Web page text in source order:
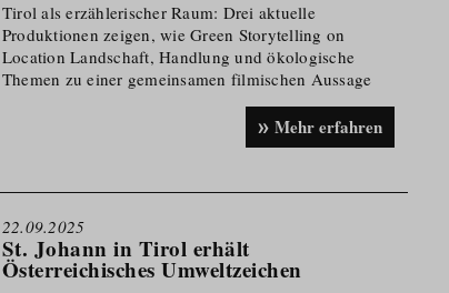
Tirol als erzählerischer Raum: Drei aktuelle
Produktionen zeigen, wie Green Storytelling on
Location Landschaft, Handlung und ökologische
Themen zu einer gemeinsamen filmischen Aussage
Mehr erfahren
22.09.2025
St. Johann in Tirol erhält
Österreichisches Umweltzeichen